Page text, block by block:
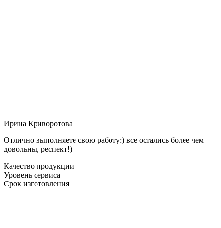
Ирина Криворотова
Отлично выполняете свою работу:) все остались более чем
довольны, респект!)
Качество продукции
Уровень сервиса
Срок изготовления